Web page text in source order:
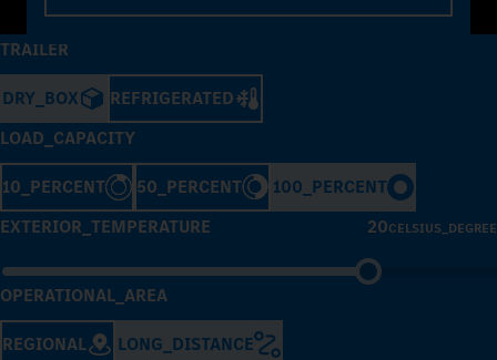
TRAILER
DRY_BOX
REFRIGERATED
LOAD_CAPACITY
10_PERCENT 50_PERCENT
100_PERCENT
EXTERIOR_TEMPERATURE
20CELSIUS_DEGREE
OPERATIONAL_AREA
REGIONAL LONG_DISTANCE